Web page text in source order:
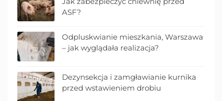
ASF?
Odpluskwianie mieszkania, Warszawa
– jak wyglądała realizacja?
Dezynsekcja i zamgławianie kurnika
przed wstawieniem drobiu